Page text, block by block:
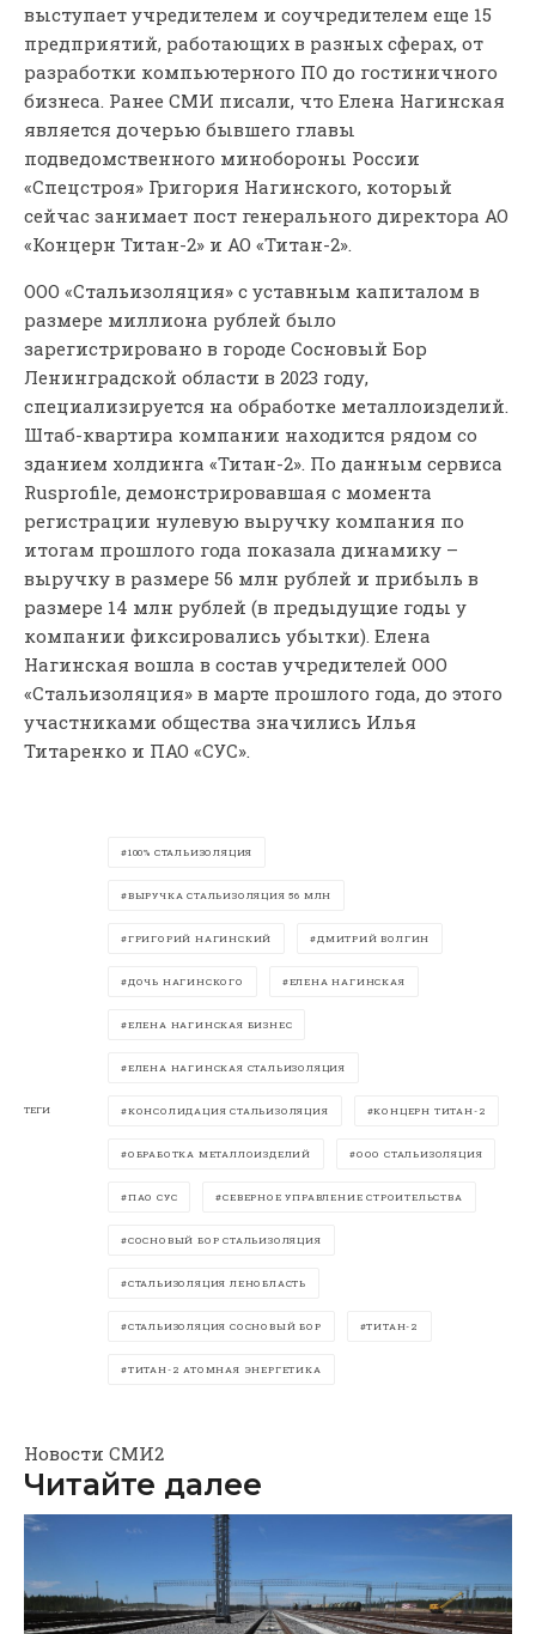
выступает учредителем и соучредителем еще 15
предприятий, работающих в разных сферах, от
разработки компьютерного ПО до гостиничного
бизнеса. Ранее СМИ писали, что Елена Нагинская
является дочерью бывшего главы
подведомственного минобороны России
«Спецстроя» Григория Нагинского, который
сейчас занимает пост генерального директора АО
«Концерн Титан-2» и АО «Титан-2».
ООО «Стальизоляция» с уставным капиталом в
размере миллиона рублей было
зарегистрировано в городе Сосновый Бор
Ленинградской области в 2023 году,
специализируется на обработке металлоизделий.
Штаб-квартира компании находится рядом со
зданием холдинга «Титан-2». По данным сервиса
Rusprofile, демонстрировавшая с момента
регистрации нулевую выручку компания по
итогам прошлого года показала динамику –
выручку в размере 56 млн рублей и прибыль в
размере 14 млн рублей (в предыдущие годы у
компании фиксировались убытки). Елена
Нагинская вошла в состав учредителей ООО
«Стальизоляция» в марте прошлого года, до этого
участниками общества значились Илья
Титаренко и ПАО «СУС».
ТЕГИ
100% СТАЛЬИЗОЛЯЦИЯ
ВЫРУЧКА СТАЛЬИЗОЛЯЦИЯ 56 МЛН
ГРИГОРИЙ НАГИНСКИЙ ДМИТРИЙ ВОЛГИН
ДОЧЬ НАГИНСКОГО ЕЛЕНА НАГИНСКАЯ
ЕЛЕНА НАГИНСКАЯ БИЗНЕС
ЕЛЕНА НАГИНСКАЯ СТАЛЬИЗОЛЯЦИЯ
КОНСОЛИДАЦИЯ СТАЛЬИЗОЛЯЦИЯ КОНЦЕРН ТИТАН-2
ОБРАБОТКА МЕТАЛЛОИЗДЕЛИЙ ООО СТАЛЬИЗОЛЯЦИЯ
ПАО СУС СЕВЕРНОЕ УПРАВЛЕНИЕ СТРОИТЕЛЬСТВА
СОСНОВЫЙ БОР СТАЛЬИЗОЛЯЦИЯ
СТАЛЬИЗОЛЯЦИЯ ЛЕНОБЛАСТЬ
СТАЛЬИЗОЛЯЦИЯ СОСНОВЫЙ БОР ТИТАН-2
ТИТАН-2 АТОМНАЯ ЭНЕРГЕТИКА
Новости СМИ2
Читайте далее